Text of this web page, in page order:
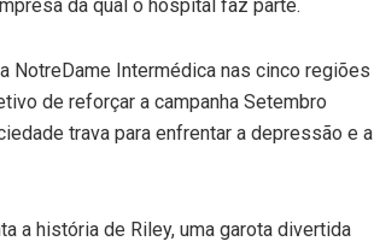
da qual o hospital faz parte.
NotreDame Intermédica nas cinco regiões
de reforçar a campanha Setembro
trava para enfrentar a depressão e a
a história de Riley, uma garota divertida